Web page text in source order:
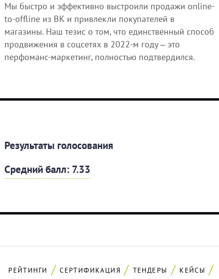
Мы быстро и эффективно выстроили продажи online-
to-offline из ВК и привлекли покупателей в
магазины. Наш тезис о том, что единственный способ
продвижения в соцсетях в 2022-м году ‒ это
перфоманс-маркетинг, полностью подтвердился.
Результаты голосования
Средний балл: 7.33
РЕЙТИНГИ СЕРТИФИКАЦИЯ ТЕНДЕРЫ
КЕЙСЫ